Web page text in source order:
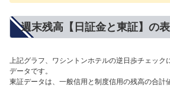
週末残高【日証金と東証】の
上記グラフ、ワシントンホテルの逆日歩チェック
データです。
東証データは、一般信用と制度信用の残高の合計